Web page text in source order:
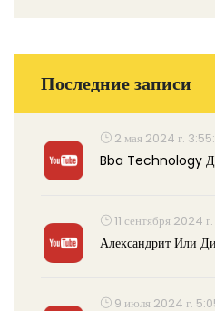
Последние записи
2 мая 2024 г.
Bba Technology
11 сентября 2024 г.
Александрит Или
9 июля 2024 г.